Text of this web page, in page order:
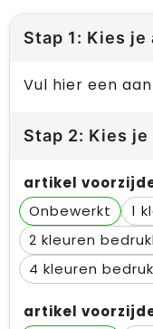
Stap 1: Kies je
Vul hier een
Stap 2: Kies
artikel
Onbewerkt
1
2
4
artikel